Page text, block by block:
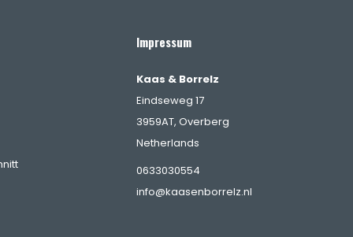
Impressum
Kaas & Borrelz
Eindseweg 17
3959AT, Overberg
Netherlands
0633030554
info@kaasenborrelz.nl